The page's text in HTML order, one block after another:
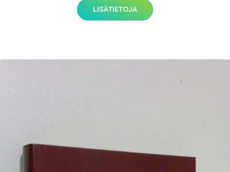
LISÄTIETOJA